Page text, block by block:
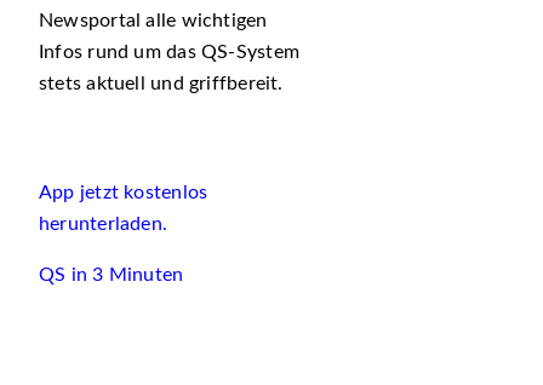
Newsportal alle wichtigen
Infos rund um das QS-System
stets aktuell und griffbereit.
App jetzt kostenlos
herunterladen.
QS in 3 Minuten